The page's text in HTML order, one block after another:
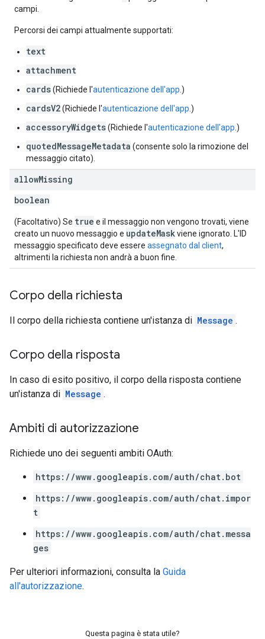
campi.
Percorsi dei campi attualmente supportati:
text
attachment
cards(Richiede l'autenticazione dell'app .)
cardsV2(Richiede l'autenticazione dell'app .)
accessoryWidgets(Richiede l'autenticazione dell'app .)
quotedMessageMetadata (consente solo la rimozione del
messaggio citato).
allowMissing
boolean
(Facoltativo) Se true e il messaggio non vengono trovati, viene
creato un nuovo messaggio e updateMaskviene ignorato. L'ID
messaggio specificato deve essere assegnato dal client,
altrimenti la richiesta non andrà a buon fine.
Corpo della richiesta
Il corpo della richiesta contiene un'istanza di Message .
Corpo della risposta
In caso di esito positivo, il corpo della risposta contiene
un'istanza di Message .
Ambiti di autorizzazione
Richiede uno dei seguenti ambiti OAuth:
https://www.googleapis.com/auth/chat.bot
https://www.googleapis.com/auth/chat.impor
t
https://www.googleapis.com/auth/chat.messa
ges
Per ulteriori informazioni, consulta la Guida
all'autorizzazione.
Questa pagina è stata utile?